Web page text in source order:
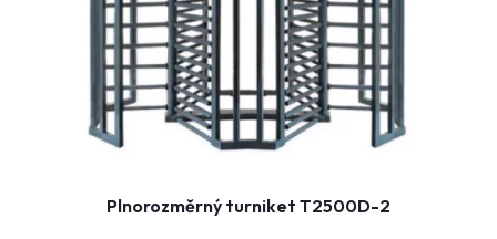
Plnorozměrný turniket T2500D-2